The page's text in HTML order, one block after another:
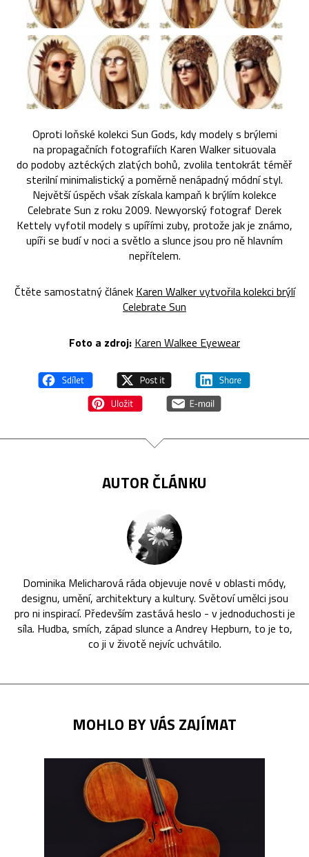
Oproti loňské kolekci Sun Gods, kdy modely s brýlemi
na propagačních fotografiích Karen Walker situovala
do podoby aztéckých zlatých bohů, zvolila tentokrát téměř
sterilní minimalistický a poměrně nenápadný módní styl.
Největší úspěch však získala kampaň k brýlím kolekce
Celebrate Sun z roku 2009. Newyorský fotograf Derek
Kettely vyfotil modely s upířími zuby, protože jak je známo,
upíři se budí v noci a světlo a slunce jsou pro ně hlavním
nepřítelem.
Čtěte samostatný článek Karen Walker vytvořila kolekci brýlí
Celebrate Sun
Foto a zdroj: Karen Walkee Eyewear
AUTOR ČLÁNKU
Dominika Melicharová ráda objevuje nové v oblasti módy,
designu, umění, architektury a kultury. Světoví umělci jsou
pro ni inspirací. Především zastává heslo - v jednoduchosti je
síla. Hudba, smích, západ slunce a Andrey Hepburn, to je to,
co ji v životě nejvíc uchvátilo.
MOHLO BY VÁS ZAJÍMAT